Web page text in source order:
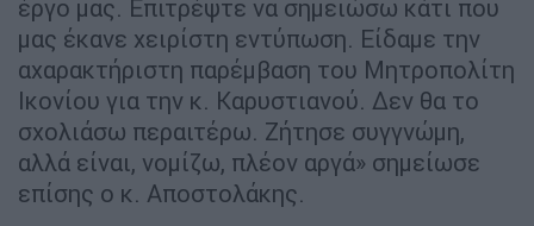
έργο μας. Επιτρέψτε να σημειώσω κάτι που
μας έκανε χειρίστη εντύπωση. Είδαμε την
αχαρακτήριστη παρέμβαση του Μητροπολίτη
Ικονίου για την κ. Καρυστιανού. Δεν θα το
σχολιάσω περαιτέρω. Ζήτησε συγγνώμη,
αλλά είναι, νομίζω, πλέον αργά» σημείωσε
επίσης ο κ. Αποστολάκης.